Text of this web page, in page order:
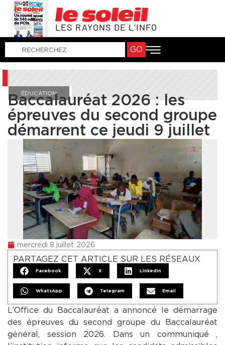
LES RAYONS DE L’INFO
GO
ÉDUCATION
Baccalauréat 2026 : les
épreuves du second groupe
démarrent ce jeudi 9 juillet
mercredi 8 juillet 2026
PARTAGEZ CET ARTICLE SUR LES RÉSEAUX
Facebook X LinkedIn
WhatsApp Telegram Email
L’Office du Baccalauréat a annoncé le démarrage
des épreuves du second groupe du Baccalauréat
général, session 2026. Dans un communiqué ,